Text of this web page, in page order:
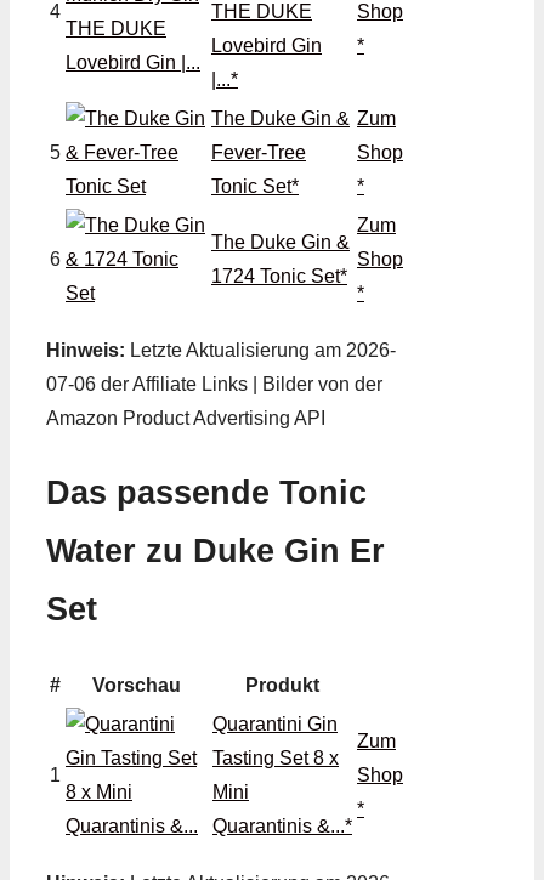
4
THE DUKE
Lovebird Gin
|...*
Shop
*
5
The Duke Gin &
Fever-Tree
Tonic Set*
Zum
Shop
*
6
The Duke Gin &
1724 Tonic Set*
Zum
Shop
*
Hinweis: Letzte Aktualisierung am 2026-
07-06 der Affiliate Links | Bilder von der
Amazon Product Advertising API
Das passende Tonic
Water zu Duke Gin Er
Set
# Vorschau Produkt
1
Quarantini Gin
Tasting Set 8 x
Mini
Quarantinis &...*
Zum
Shop
*